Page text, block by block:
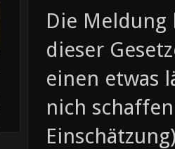
Die Meldung
dieser
einen etwas
nich